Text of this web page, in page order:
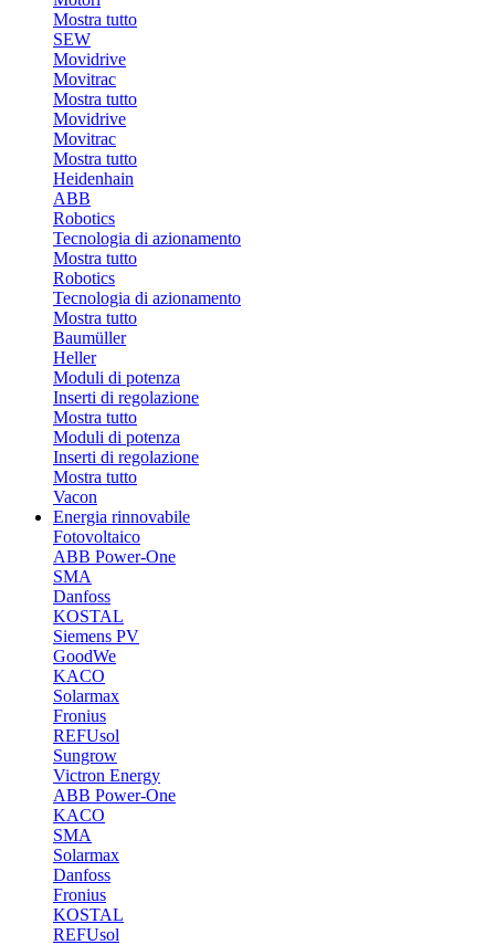
Mostra tutto
SEW
Movidrive
Movitrac
Mostra tutto
Movidrive
Movitrac
Mostra tutto
Heidenhain
ABB
Robotics
Tecnologia di azionamento
Mostra tutto
Robotics
Tecnologia di azionamento
Mostra tutto
Baumüller
Heller
Moduli di potenza
Inserti di regolazione
Mostra tutto
Moduli di potenza
Inserti di regolazione
Mostra tutto
Vacon
Energia rinnovabile
Fotovoltaico
ABB Power-One
SMA
Danfoss
KOSTAL
Siemens PV
GoodWe
KACO
Solarmax
Fronius
REFUsol
Sungrow
Victron Energy
ABB Power-One
KACO
SMA
Solarmax
Danfoss
Fronius
KOSTAL
REFUsol